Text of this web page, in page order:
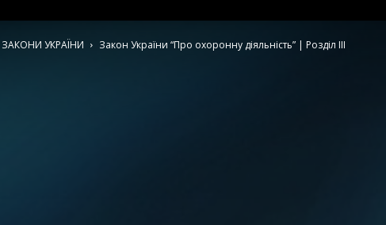
ЗАКОНИ УКРАЇНИ Закон України “Про охоронну діяльність” | Розділ ІІІ